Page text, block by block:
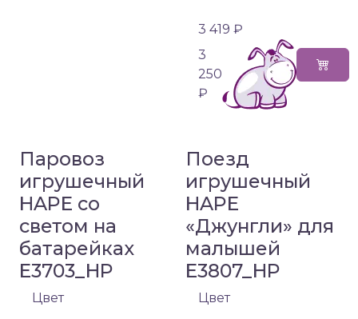
3 419 ₽
3
250
₽
Паровоз
игрушечный
HAPE со
светом на
батарейках
E3703_HP
Цвет
Поезд
игрушечный
HAPE
«Джунгли» для
малышей
E3807_HP
Цвет